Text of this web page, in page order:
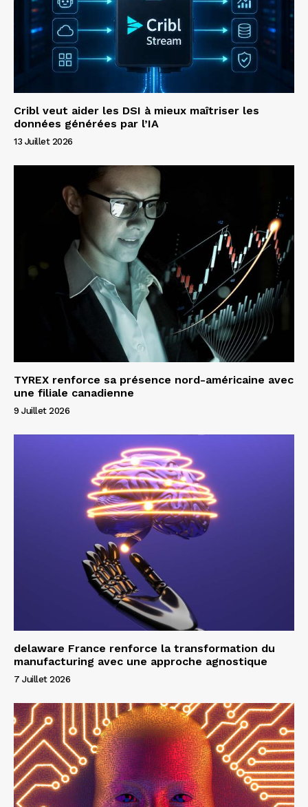
Cribl veut aider les DSI à mieux maîtriser les
données générées par l’IA
13 Juillet 2026
TYREX renforce sa présence nord-américaine avec
une filiale canadienne
9 Juillet 2026
delaware France renforce la transformation du
manufacturing avec une approche agnostique
7 Juillet 2026